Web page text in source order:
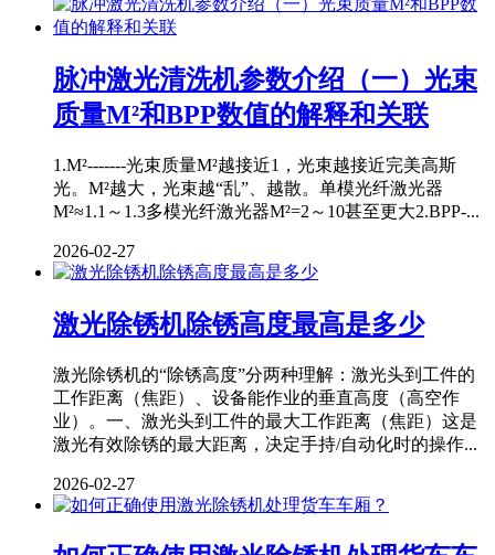
脉冲激光清洗机参数介绍（一）光束
质量M²和BPP数值的解释和关联
1.M²-------光束质量M²越接近1，光束越接近完美高斯
光。M²越大，光束越“乱”、越散。单模光纤激光器
M²≈1.1～1.3多模光纤激光器M²=2～10甚至更大2.BPP-...
2026-02-27
激光除锈机除锈高度最高是多少
激光除锈机的“除锈高度”分两种理解：激光头到工件的
工作距离（焦距）、设备能作业的垂直高度（高空作
业）。一、激光头到工件的最大工作距离（焦距）这是
激光有效除锈的最大距离，决定手持/自动化时的操作...
2026-02-27